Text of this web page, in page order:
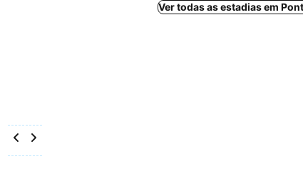
Ver todas as estadias em